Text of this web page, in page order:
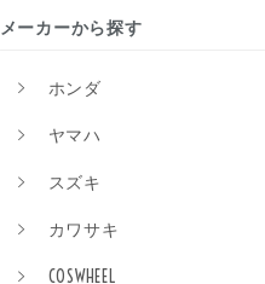
メーカーから探す
ホンダ
ヤマハ
スズキ
カワサキ
COSWHEEL